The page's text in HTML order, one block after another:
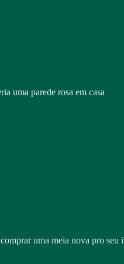
uma parede rosa em casa
uma meia nova pro seu